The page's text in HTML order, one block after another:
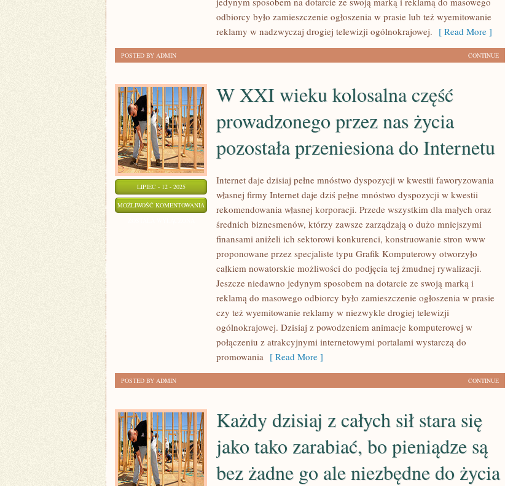
WITRYNY
odbiorcy było zamieszczenie ogłoszenia w prasie lub też wyemitowanie
reklamy w nadzwyczaj drogiej telewizji ogólnokrajowej. [ Read More ]
CONTINUE
POSTED BY ADMIN
LIPIEC - 12 - 2025
MOŻLIWOŚĆ KOMENTOWANIA
WIEKU
CZĘŚĆ
PROWADZONEGO
PRZEZ
ŻYCIA
POZOSTAŁA
PRZENIESIONA
DO
INTERNETU
W XXI wieku kolosalna część
prowadzonego przez nas życia
pozostała przeniesiona do Internetu
Internet daje dzisiaj pełne mnóstwo dyspozycji w kwestii faworyzowania
własnej firmy Internet daje dziś pełne mnóstwo dyspozycji w kwestii
rekomendowania własnej korporacji. Przede wszystkim dla małych oraz
średnich biznesmenów, którzy zawsze zarządzają o dużo mniejszymi
finansami aniżeli ich sektorowi konkurenci, konstruowanie stron www
proponowane przez specjaliste typu Grafik Komputerowy otworzyło
całkiem nowatorskie możliwości do podjęcia tej żmudnej rywalizacji.
Jeszcze niedawno jedynym sposobem na dotarcie ze swoją marką i
reklamą do masowego odbiorcy było zamieszczenie ogłoszenia w prasie
czy też wyemitowanie reklamy w niezwykle drogiej telewizji
ogólnokrajowej. Dzisiaj z powodzeniem animacje komputerowej w
połączeniu z atrakcyjnymi internetowymi portalami wystarczą do
promowania [ Read More ]
CONTINUE
POSTED BY ADMIN
Każdy dzisiaj z całych sił stara się
jako tako zarabiać, bo pieniądze są
bez żadne go ale niezbędne do życia